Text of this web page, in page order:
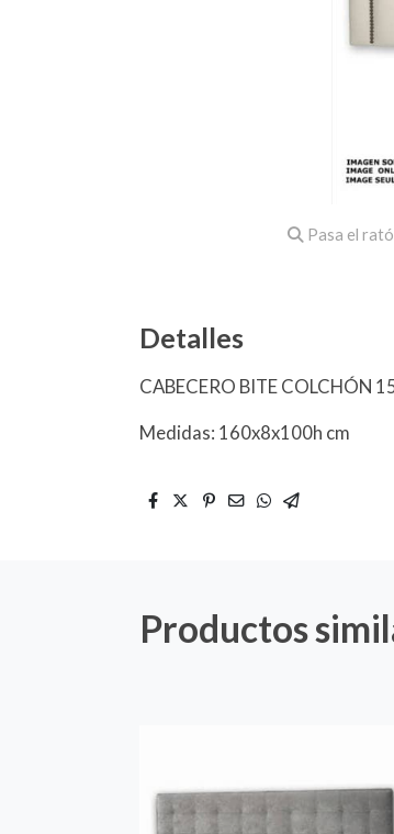
Pasa el
Detalles
CABECERO BITE COLCHÓN
Medidas: 160x8x100h cm
Productos